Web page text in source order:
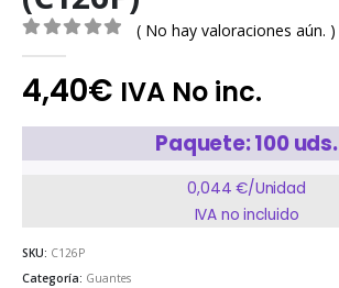
( No hay valoraciones aún. )
4,40€ IVA No inc.
Paquete: 100 uds.
0,044 €/Unidad
IVA no incluido
SKU: C126P
Categoría: Guantes